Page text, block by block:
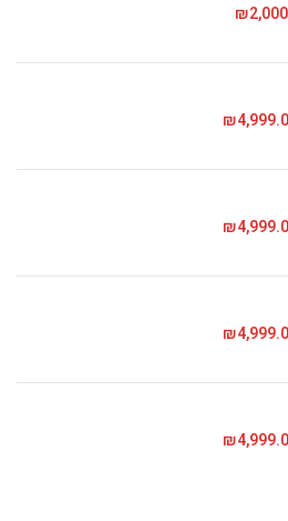
₪
₪
₪
₪
₪